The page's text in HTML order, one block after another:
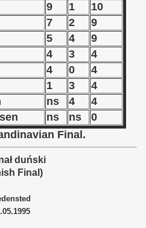
9 1
10
7 2
9
5 4
9
4 3
4
4 0
4
1 3
4
ns 4
4
ns ns
0
Final.
duński
Final)